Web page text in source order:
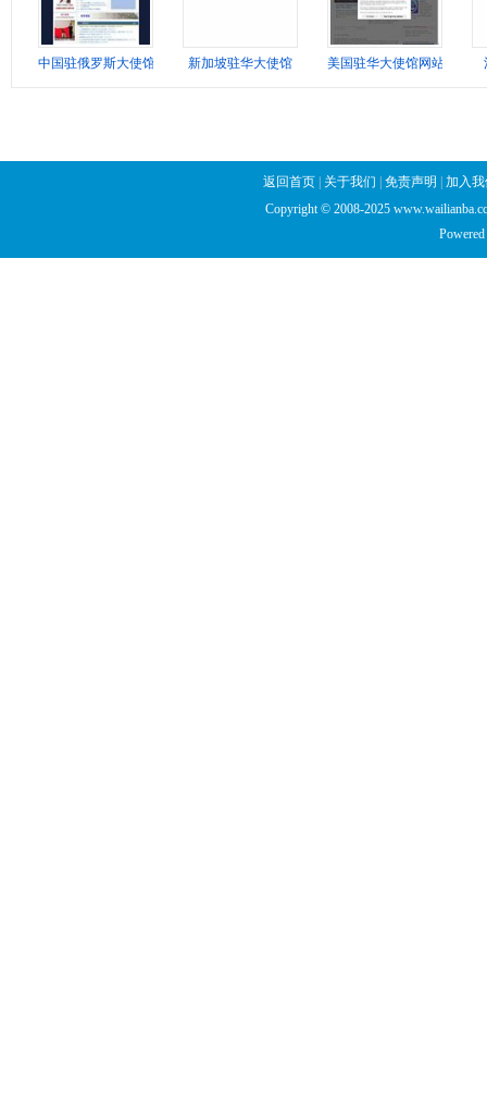
中国驻俄罗斯大使馆 新加坡驻华大使馆 美国驻华大使馆网站
返回首页 关于我们 免责声明
加入
Copyright © 2008-2025